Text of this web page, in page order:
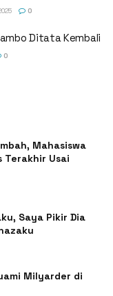
0
Ditata Kembali
0
Mahasiswa
Terakhir Usai
Saya Pikir Dia
Milyarder di